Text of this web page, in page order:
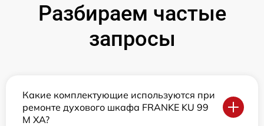
Разбираем частые
запросы
Какие комплектующие используются при
ремонте духового шкафа FRANKE KU 99
M XA?